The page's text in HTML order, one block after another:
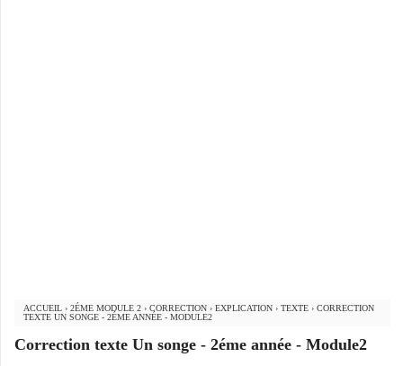
ACCUEIL › 2ÉME MODULE 2 › CORRECTION › EXPLICATION › TEXTE › CORRECTION
TEXTE UN SONGE - 2ÉME ANNÉE - MODULE2
Correction texte Un songe - 2éme année - Module2